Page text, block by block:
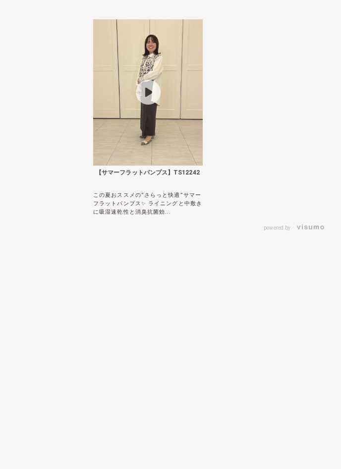
【サマーフラットパンプス】TS12242
この夏おススメの”さらっと快適”サマー
フラットパンプス✨ ライニングと中敷き
に吸湿速乾性と消臭抗菌効...
powered by